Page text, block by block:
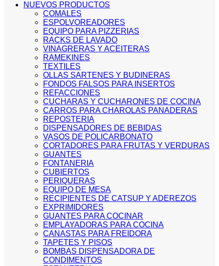
NUEVOS PRODUCTOS
COMALES
ESPOLVOREADORES
EQUIPO PARA PIZZERIAS
RACKS DE LAVADO
VINAGRERAS Y ACEITERAS
RAMEKINES
TEXTILES
OLLAS SARTENES Y BUDINERAS
FONDOS FALSOS PARA INSERTOS
REFACCIONES
CUCHARAS Y CUCHARONES DE COCINA
CARROS PARA CHAROLAS PANADERAS
REPOSTERIA
DISPENSADORES DE BEBIDAS
VASOS DE POLICARBONATO
CORTADORES PARA FRUTAS Y VERDURAS
GUANTES
FONTANERIA
CUBIERTOS
PERIQUERAS
EQUIPO DE MESA
RECIPIENTES DE CATSUP Y ADEREZOS
EXPRIMIDORES
GUANTES PARA COCINAR
EMPLAYADORAS PARA COCINA
CANASTAS PARA FREIDORA
TAPETES Y PISOS
BOMBAS DISPENSADORA DE
CONDIMENTOS